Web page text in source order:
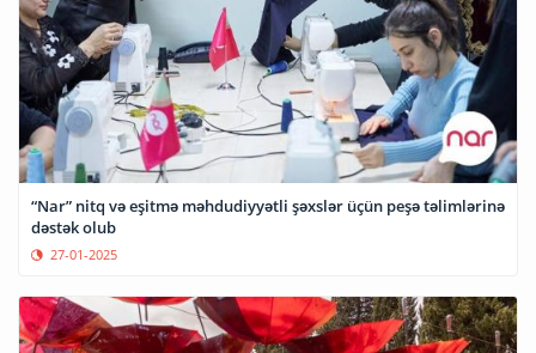
“Nar” nitq və eşitmə məhdudiyyətli şəxslər üçün peşə təlimlərinə
dəstək olub
27-01-2025